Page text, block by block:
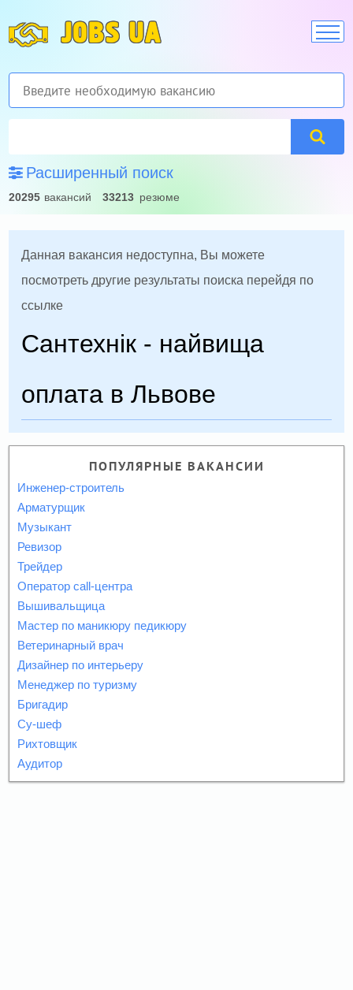
JOBS UA
Расширенный поиск
20295 вакансий 33213 резюме
Данная вакансия недоступна, Вы можете
посмотреть другие результаты поиска перейдя по
ссылке
Сантехнік - найвища
оплата в Львове
ПОПУЛЯРНЫЕ ВАКАНСИИ
Инженер-строитель
Арматурщик
Музыкант
Ревизор
Трейдер
Оператор call-центра
Вышивальщица
Мастер по маникюру педикюру
Ветеринарный врач
Дизайнер по интерьеру
Менеджер по туризму
Бригадир
Су-шеф
Рихтовщик
Аудитор